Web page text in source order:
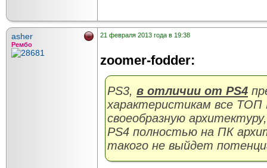
asher
Рембо
21 февраля 2013 года в 19:38
zoomer-fodder:
PS3, в отличии от PS4
характеристикам все ТОП
своеобразную
PS4 полностью на ПК
такого не выйдет